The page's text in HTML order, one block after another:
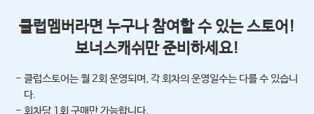
클럽멤버라면 누구나 참여할 수 있는 스토어!
보너스캐쉬만 준비하세요!
- 클럽스토어는 월 2회 운영되며, 각 회차의 운영일수는 다를 수 있습니
다.
- 회차당 1회 구매만 가능합니다.